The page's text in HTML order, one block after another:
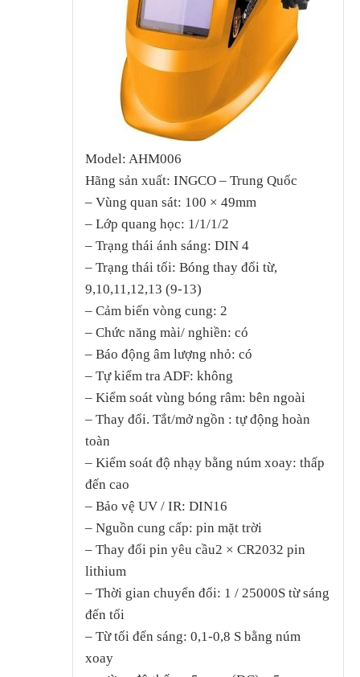
Model: AHM006
Hãng sản xuất: INGCO – Trung Quốc
– Vùng quan sát: 100 × 49mm
– Lớp quang học: 1/1/1/2
– Trạng thái ánh sáng: DIN 4
– Trạng thái tối: Bóng thay đổi từ,
9,10,11,12,13 (9-13)
– Cảm biến vòng cung: 2
– Chức năng mài/ nghiền: có
– Báo động âm lượng nhỏ: có
– Tự kiểm tra ADF: không
– Kiểm soát vùng bóng râm: bên ngoài
– Thay đổi. Tắt/mở ngồn : tự động hoàn
toàn
– Kiểm soát độ nhạy bằng núm xoay: thấp
đến cao
– Bảo vệ UV / IR: DIN16
– Nguồn cung cấp: pin mặt trời
– Thay đổi pin yêu cầu2 × CR2032 pin
lithium
– Thời gian chuyển đổi: 1 / 25000S từ sáng
đến tối
– Từ tối đến sáng: 0,1-0,8 S bằng núm
xoay